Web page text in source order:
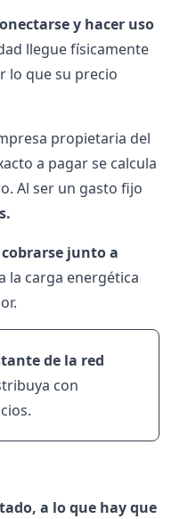
y hacer uso
llegue físicamente
lo que su precio
propietaria del
a pagar se calcula
Al ser un gasto fijo
cobrarse junto a
la carga energética
de la red
con
a lo que hay que